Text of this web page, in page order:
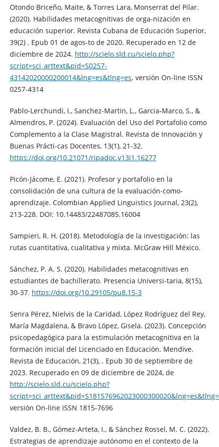
Otondo Briceño, Maite, & Torres Lara, Monserrat del Pilar.
(2020). Habilidades metacognitivas de orga-nización en
educación superior. Revista Cubana de Educación Superior,
39(2) . Epub 01 de agos-to de 2020. Recuperado en 12 de
diciembre de 2024. http://scielo.sld.cu/scielo.php?
script=sci_arttext&pid=S0257-
43142020000200014&lng=es&tlng=es. versión On-line ISSN
0257-4314
Pablo-Lerchundi, I., Sanchez-Martin, L., Garcia-Marco, S., &
Almendros, P. (2024). Evaluación del Uso del Portafolio como
Complemento a la Clase Magistral. Revista de Innovación y
Buenas Prácti-cas Docentes, 13(1), 21-32.
https://doi.org/10.21071/ripadoc.v13i1.16277
Picón-Jácome, E. (2021). Profesor y portafolio en la
consolidación de una cultura de la evaluación-como-
aprendizaje. Colombian Applied Linguistics Journal, 23(2),
213-228. DOI: 10.14483/22487085.16004
Sampieri, R. H. (2018). Metodología de la investigación: las
rutas cuantitativa, cualitativa y mixta. McGraw Hill México.
Sánchez, P. A. S. (2020). Habilidades metacognitivas en
estudiantes de bachillerato. Presencia Universi-taria, 8(15),
30-37. https://doi.org/10.29105/pu8.15-3
Senra Pérez, Nielvis de la Caridad, López Rodríguez del Rey,
María Magdalena, & Bravo López, Gisela. (2023). Concepción
psicopedagógica para la estimulación metacognitiva en la
formación inicial del Licenciado en Educación. Mendive.
Revista de Educación, 21(3), . Epub 30 de septiembre de
2023. Recuperado en 09 de diciembre de 2024, de
http://scielo.sld.cu/scielo.php?
versión On-line ISSN 1815-7696
Valdez, B. B., Gómez-Arteta, I., & Sánchez Rossel, M. C. (2022).
Estrategias de aprendizaje autónomo en el contexto de la